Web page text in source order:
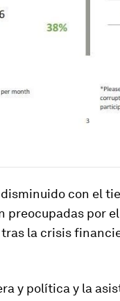
con el
preocupadas por
la crisis
y política y la